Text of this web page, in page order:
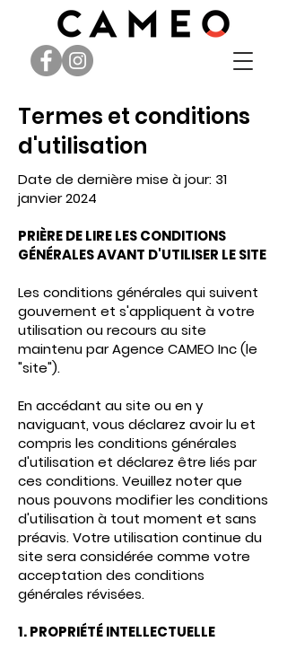
Termes et conditions
d'utilisation
Date de dernière mise à jour: 31
janvier 2024
PRIÈRE DE LIRE LES CONDITIONS
GÉNÉRALES AVANT D'UTILISER LE SITE
Les conditions générales qui suivent
gouvernent et s'appliquent à votre
utilisation ou recours au site
maintenu par Agence CAMEO Inc (le
"site").
En accédant au site ou en y
naviguant, vous déclarez avoir lu et
compris les conditions générales
d'utilisation et déclarez être liés par
ces conditions. Veuillez noter que
nous pouvons modifier les conditions
d'utilisation à tout moment et sans
préavis. Votre utilisation continue du
site sera considérée comme votre
acceptation des conditions
générales révisées.
1. PROPRIÉTÉ INTELLECTUELLE